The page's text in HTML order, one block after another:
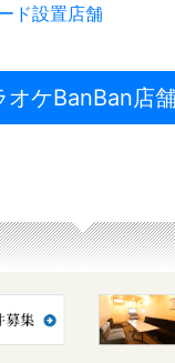
ド設置店舗
オケBanBan店